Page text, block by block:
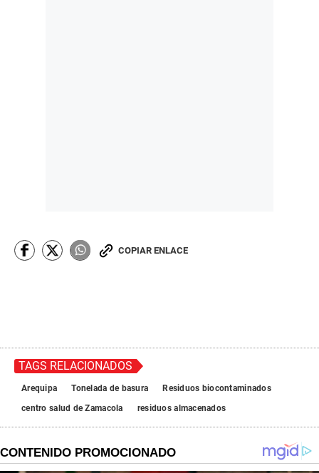
COPIAR ENLACE
TAGS RELACIONADOS
Arequipa Tonelada de basura
Residuos biocontaminados
centro salud de Zamacola
residuos almacenados